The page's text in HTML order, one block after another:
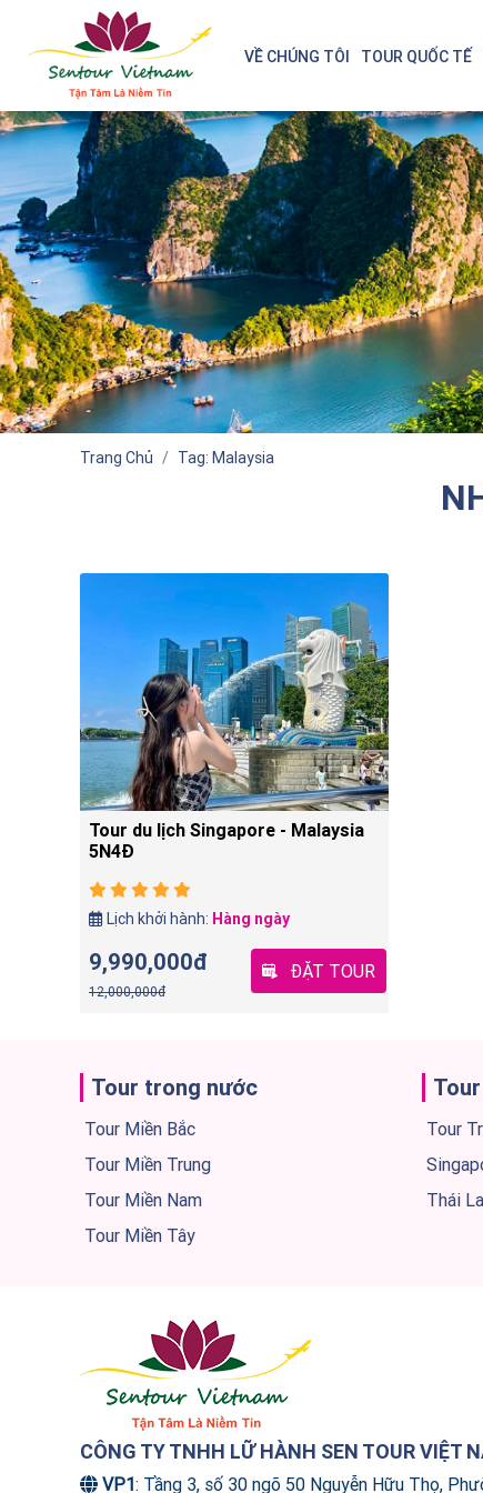
VỀ CHÚNG TÔI TOUR QUỐC TẾ
Trang Chủ Tag: Malaysia
Tour du lịch Singapore - Malaysia
5N4Đ
Lịch khởi hành: Hàng ngày
9,990,000đ
12,000,000đ
ĐẶT TOUR
Tour trong nước
Tour Miền Bắc
Tour Miền Trung
Tour Miền Nam
Tour Miền Tây
Tour
Thái
CÔNG TY TNHH LỮ HÀNH SEN TOUR VIỆT
VP1: Tầng 3, số 30 ngõ 50 Nguyễn Hữu Thọ,